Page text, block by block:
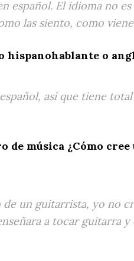
español. El idioma no
las siento, como
hispanohablante o
así que tiene
música ¿Cómo
un guitarrista, yo no
a tocar guitarra